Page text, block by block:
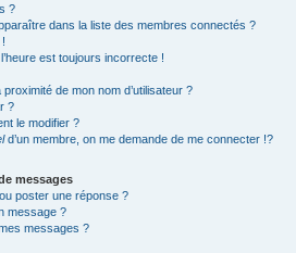
?
dans la liste des membres connectés ?
est toujours incorrecte !
de mon nom d’utilisateur ?
?
le modifier ?
d’un membre, on me demande de me connecter !?
messages
poster une réponse ?
message ?
messages ?